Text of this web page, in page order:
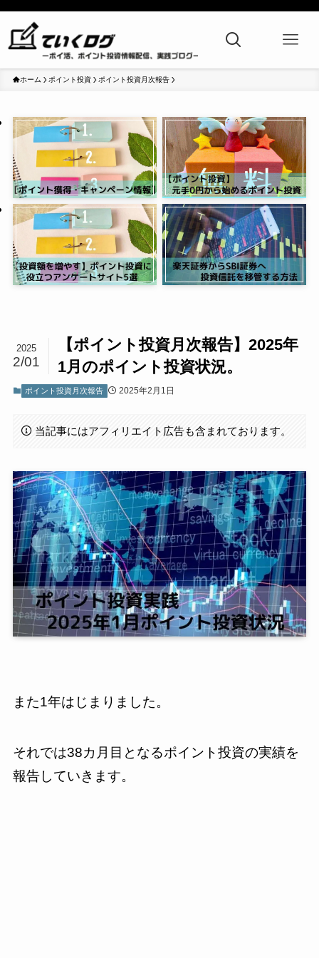
ホーム ポイント投資 ポイント投資月次報告
【ポイント投資月次報告】2025年
1月のポイント投資状況。
2025
2/01
ポイント投資月次報告 2025年2月1日
当記事にはアフィリエイト広告も含まれております。
また1年はじまりました。
それでは38カ月目となるポイント投資の実績を
報告していきます。